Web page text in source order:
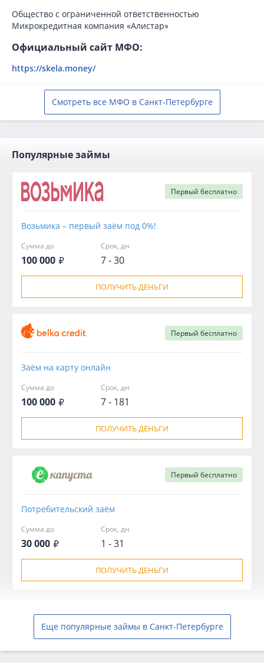
Общество с ограниченной ответственностью
Микрокредитная компания «Алистар»
Официальный сайт МФО:
https://skela.money/
Смотреть все МФО в Санкт-Петербурге
Популярные займы
Первый бесплатно
Возьмика – первый заём под 0%!
Сумма до
100 000
Срок, дн
7 - 30
ПОЛУЧИТЬ ДЕНЬГИ
Первый бесплатно
Заём на карту онлайн
Сумма до
100 000
Срок, дн
7 - 181
ПОЛУЧИТЬ ДЕНЬГИ
Первый бесплатно
Потребительский заём
Сумма до
30 000
Срок, дн
1 - 31
ПОЛУЧИТЬ ДЕНЬГИ
Еще популярные займы в Санкт-Петербурге